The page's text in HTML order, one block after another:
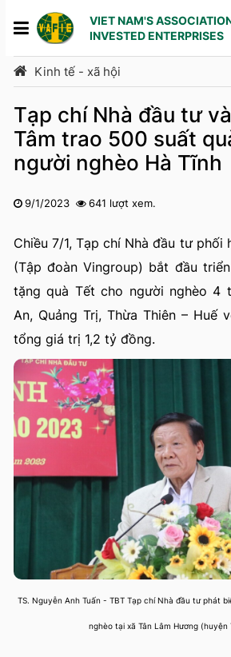
VIET NAM'S
INVESTED ENTERPRISES
Kinh tế - xã hội
Tạp chí Nhà đầu tư
Tâm trao 500 suất
người nghèo Hà Tĩnh
9/1/2023
641 lượt xem.
Chiều 7/1, Tạp chí Nhà đầu tư phối
(Tập đoàn Vingroup) bắt đầu
tặng quà Tết cho người nghèo 4
An, Quảng Trị, Thừa Thiên – Huế
tổng giá trị 1,2 tỷ đồng.
TS. Nguyễn Anh Tuấn - TBT Tạp chí Nhà đầu tư phát
nghèo tại xã Tân Lâm Hương (huyện